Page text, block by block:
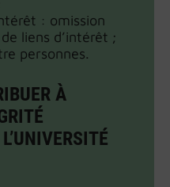
: omission
liens d’intérêt ;
personnes.
À